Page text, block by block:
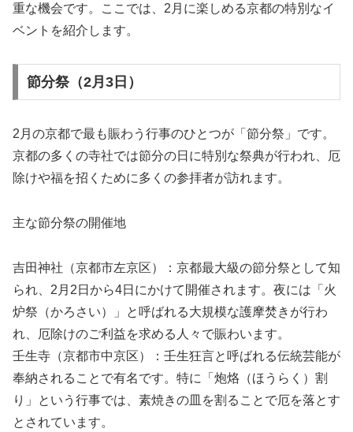
重な機会です。ここでは、2月に楽しめる京都の特別なイ
ベントを紹介します。
節分祭（2月3日）
2月の京都で最も賑わう行事のひとつが「節分祭」です。
京都の多くの寺社では節分の日に特別な祭典が行われ、厄
除けや福を招くために多くの参拝者が訪れます。
主な節分祭の開催地
吉田神社（京都市左京区）：京都最大級の節分祭として知
られ、2月2日から4日にかけて開催されます。夜には「火
炉祭（かろさい）」と呼ばれる大規模な護摩焚きが行わ
れ、厄除けのご利益を求める人々で賑わいます。
壬生寺（京都市中京区）：壬生狂言と呼ばれる伝統芸能が
奉納されることで有名です。特に「炮烙（ほうらく）割
り」という行事では、素焼きの皿を割ることで厄を落とす
とされています。